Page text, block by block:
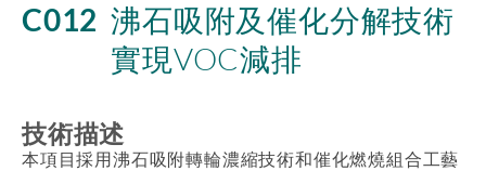
C012 沸石吸附及催化分解技術
實現VOC減排
技術描述
本項目採用沸石吸附轉輪濃縮技術和催化燃燒組合工藝